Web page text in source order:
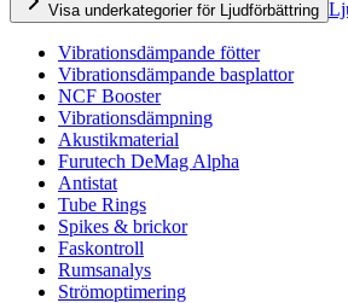
Visa underkategorier för Ljudförbättring
Vibrationsdämpande fötter
Vibrationsdämpande basplattor
NCF Booster
Vibrationsdämpning
Akustikmaterial
Furutech DeMag Alpha
Antistat
Tube Rings
Spikes & brickor
Faskontroll
Rumsanalys
Strömoptimering